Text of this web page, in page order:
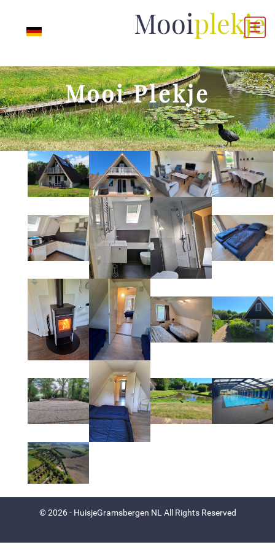
Mooiplekje
Mooi Plekje
© 2026 - HuisjeGramsbergen NL All Rights Reserved